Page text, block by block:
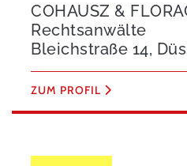
COHAUSZ &
Rechtsanwälte
Bleichstraße 14,
ZUM PROFIL